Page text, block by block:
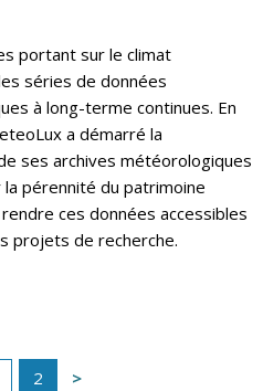
portant sur le climat
séries de données
à long-terme continues. En
a démarré la
ses archives météorologiques
la pérennité du patrimoine
ces données accessibles
projets de recherche.
2